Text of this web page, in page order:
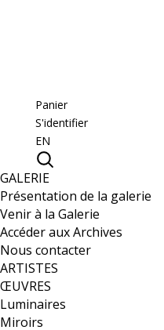
Panier
S'identifier
EN
GALERIE
Présentation de la galerie
Venir à la Galerie
Accéder aux Archives
Nous contacter
ARTISTES
ŒUVRES
Luminaires
Miroirs